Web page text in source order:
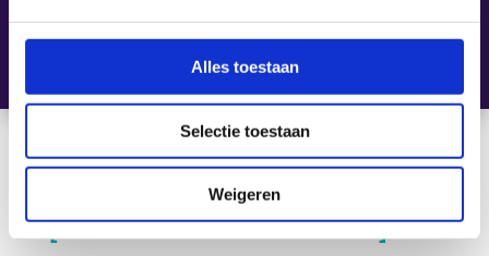
Alles toestaan
Selectie toestaan
Weigeren
[ Maatwerk is onze standaard ]